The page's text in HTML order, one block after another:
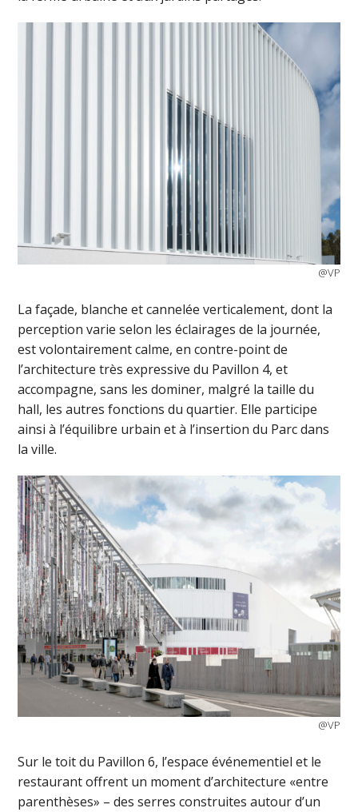
@VP
La façade, blanche et cannelée verticalement, dont la
perception varie selon les éclairages de la journée,
est volontairement calme, en contre-point de
l’architecture très expressive du Pavillon 4, et
accompagne, sans les dominer, malgré la taille du
hall, les autres fonctions du quartier. Elle participe
ainsi à l’équilibre urbain et à l’insertion du Parc dans
la ville.
@VP
Sur le toit du Pavillon 6, l’espace événementiel et le
restaurant offrent un moment d’architecture «entre
parenthèses» – des serres construites autour d’un